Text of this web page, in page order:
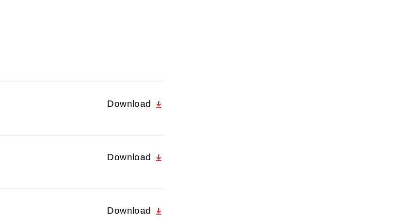
Download
Download
Download